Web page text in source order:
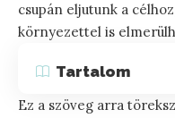
csupán eljutunk a
környezettel is
Tartalom
Ez a szöveg arra